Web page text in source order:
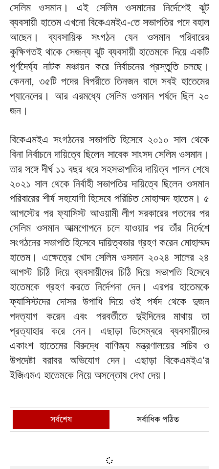
সেলিম ওসমান। এই সেলিম ওসমানের নির্দেশেই ঝুট
ব্যবসায়ী হাতেম এখনো বিকেএমইএ-তে সভাপতির পদে বহাল
আছেন। ব্যবসায়িক সংগঠন যেন ওসমান পরিবারের
কুক্ষিগতই থাকে সেজন্য ঝুট ব্যবসায়ী হাতেমকে দিয়ে একটি
পূর্ণদৈর্ঘ্য নাটক মঞ্চায়ন করে নির্বাচনের প্রস্তুতি চলছে।
কেননা, ৩৫টি পদের বিপরীতে তিনজন বাদে সবই হাতেমের
প্যানেলের। আর এরমধ্যে সেলিম ওসমান পর্ষদে ছিল ২০
জন।
বিকেএমইএ সংগঠনের সভাপতি হিসেবে ২০১০ সাল থেকে
বিনা নির্বাচনে দায়িত্বে ছিলেন সাবেক সাংসদ সেলিম ওসমান।
তার সঙ্গে দীর্ঘ ১১ বছর ধরে সহসভাপতির দায়িত্ব পালন শেষে
২০২১ সাল থেকে নির্বাহী সভাপতির দায়িত্বে ছিলেন ওসমান
পরিবারের শীর্ষ সহযোগী হিসেবে পরিচিত মোহাম্মদ হাতেম। ৫
আগস্টের পর ফ্যাসিস্ট আওয়ামী লীগ সরকারের পতনের পর
সেলিম ওসমান আত্মগোপনে চলে যাওয়ার পর তাঁর নির্দেশে
সংগঠনের সভাপতি হিসেবে দায়িত্বভার গ্রহণ করেন মোহাম্মদ
হাতেম। এক্ষেত্রে খোদ সেলিম ওসমান ২০২৪ সালের ২৪
আগস্ট চিঠি দিয়ে ব্যবসায়ীদের চিঠি দিয়ে সভাপতি হিসেবে
হাতেমকে গ্রহণ করতে নির্দেশনা দেন। এরপর হাতেমকে
ফ্যাসিস্টদের দোসর উপাধি দিয়ে ওই পর্ষদ থেকে দুজন
পদত্যাগ করেন এবং পরবর্তীতে দুইদিনের মাথায় তা
প্রত্যাহার করে নেন। এছাড়া ডিসেম্বরে ব্যবসায়ীদের
একাংশ হাতেমের বিরুদ্ধে বাণিজ্য মন্ত্রণালয়ের সচিব ও
উপদেষ্টা বরাবর অভিযোগ দেন। এছাড়া বিকেএমইএ’র
ইজিএমএ হাতেমকে নিয়ে অসন্তোষ দেখা দেয়।
সর্বশেষ সর্বাধিক পঠিত